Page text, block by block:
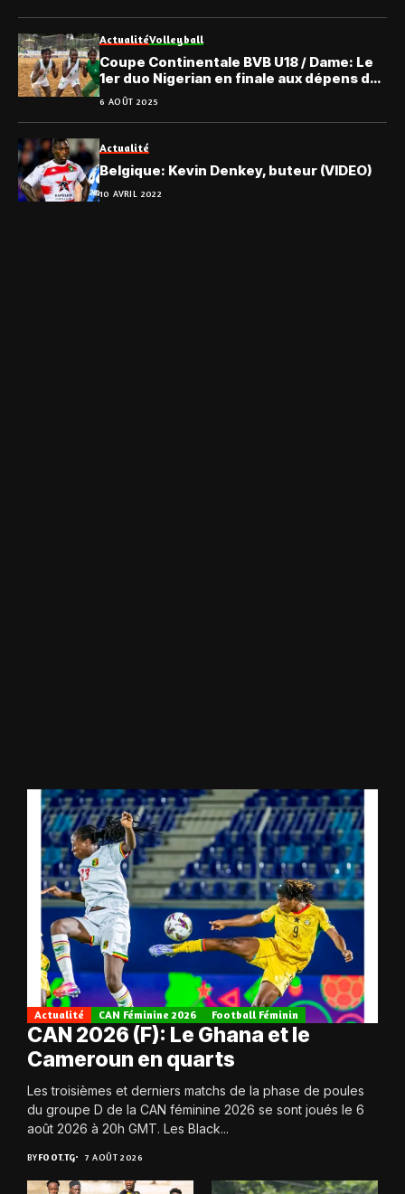
ActualitéVolleyball
Coupe Continentale BVB U18 / Dame: Le
1er duo Nigerian en finale aux dépens de
la RDC
6 AOÛT 2025
Actualité
Belgique: Kevin Denkey, buteur (VIDEO)
10 AVRIL 2022
Actualité CAN Féminine 2026 Football Féminin
CAN 2026 (F): Le Ghana et le
Cameroun en quarts
Les troisièmes et derniers matchs de la phase de poules
du groupe D de la CAN féminine 2026 se sont joués le 6
août 2026 à 20h GMT. Les Black...
BYFOOT.TG 7 AOÛT 2026